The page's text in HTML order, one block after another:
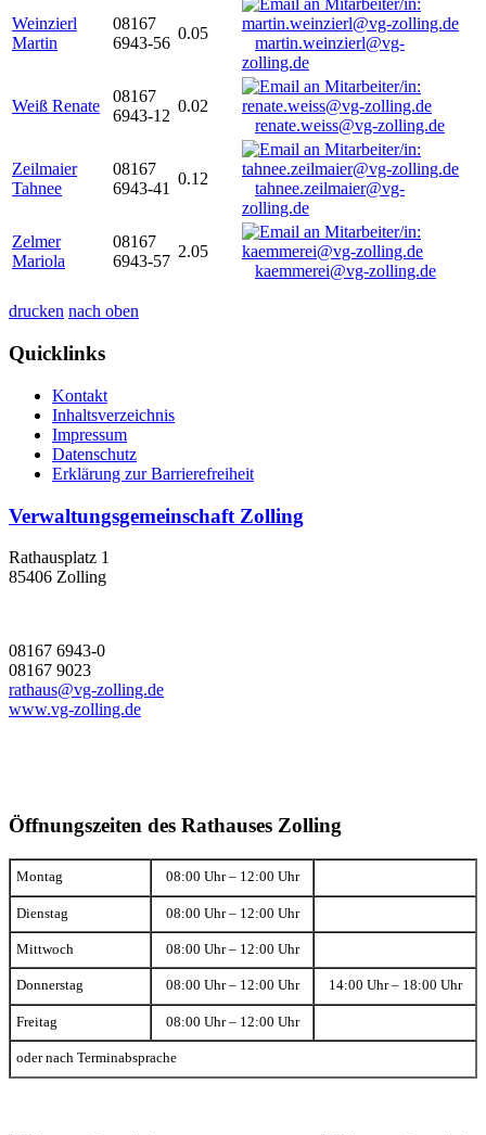
Weinzierl
Martin
08167
6943-56
0.05
martin.weinzierl@vg-
zolling.de
Weiß Renate
08167
6943-12
0.02
renate.weiss@vg-zolling.de
Zeilmaier
Tahnee
08167
6943-41
0.12
tahnee.zeilmaier@vg-
zolling.de
Zelmer
Mariola
08167
6943-57
2.05
kaemmerei@vg-zolling.de
drucken nach oben
Quicklinks
Kontakt
Inhaltsverzeichnis
Impressum
Datenschutz
Erklärung zur Barrierefreiheit
Verwaltungsgemeinschaft Zolling
Rathausplatz 1
85406 Zolling
08167 6943-0
08167 9023
rathaus@vg-zolling.de
www.vg-zolling.de
Öffnungszeiten des Rathauses Zolling
Montag 08:00 Uhr – 12:00 Uhr
Dienstag 08:00 Uhr – 12:00 Uhr
Mittwoch 08:00 Uhr – 12:00 Uhr
Donnerstag 08:00 Uhr – 12:00 Uhr 14:00 Uhr – 18:00 Uhr
Freitag 08:00 Uhr – 12:00 Uhr
oder nach Terminabsprache